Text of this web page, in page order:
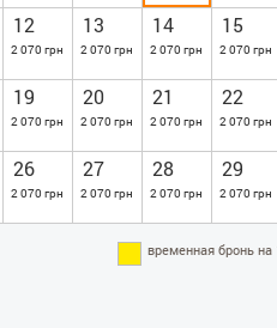
12
2 070 грн
13
2 070 грн
14
2 070 грн
15
2 070 грн
19
2 070 грн
20
2 070 грн
21
2 070 грн
22
2 070 грн
26
2 070 грн
27
2 070 грн
28
2 070 грн
29
2 070 грн
временная бронь на